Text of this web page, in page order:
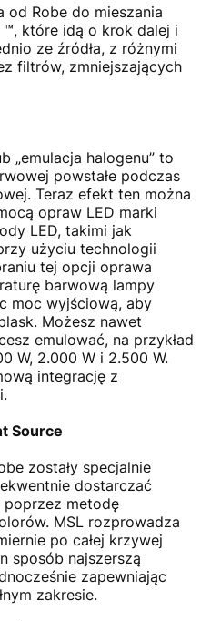
od Robe do mieszania
które idą o krok dalej i
ze źródła, z różnymi
filtrów, zmniejszających
„emulacja halogenu” to
powstałe podczas
Teraz efekt ten można
opraw LED marki
LED, takimi jak
użyciu technologii
tej opcji oprawa
barwową lampy
moc wyjściową, aby
Możesz nawet
emulować, na przykład
W, 2.000 W i 2.500 W.
integrację z
Source
zostały specjalnie
dostarczać
poprzez metodę
MSL rozprowadza
po całej krzywej
sposób najszerszą
zapewniając
zakresie.